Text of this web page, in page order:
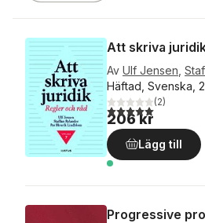
Att skriva
Av Ulf Jensen
Häftad, Svenska,
5,0utav 5 stjärnor.
(2)
206 kr
Lägg till
Progressive